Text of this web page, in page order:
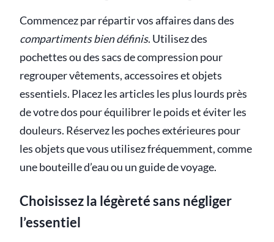
Commencez par répartir vos affaires dans des
compartiments bien définis. Utilisez des
pochettes ou des sacs de compression pour
regrouper vêtements, accessoires et objets
essentiels. Placez les articles les plus lourds près
de votre dos pour équilibrer le poids et éviter les
douleurs. Réservez les poches extérieures pour
les objets que vous utilisez fréquemment, comme
une bouteille d’eau ou un guide de voyage.
Choisissez la légèreté sans négliger
l’essentiel